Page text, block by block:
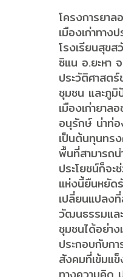
โครงการยา
เมืองเก่าทาง
โรงเรียนสุข
ซิแน อ.ยะหา
ประวัติศาสต
ชุมชน และภู
เมืองเก่ายาล
อนุรักษ์ น่าท่อ
เป็นต้นทุนทร
พื้นที่สามารถน
ประโยชน์ก็จะ
แห่งนี้ยืนหยัด
เปลี่ยนแปลง
วัฒนธรรมแ
ชุมชนได้อย่า
ประกอบกับกา
สังคมที่เข้มแ